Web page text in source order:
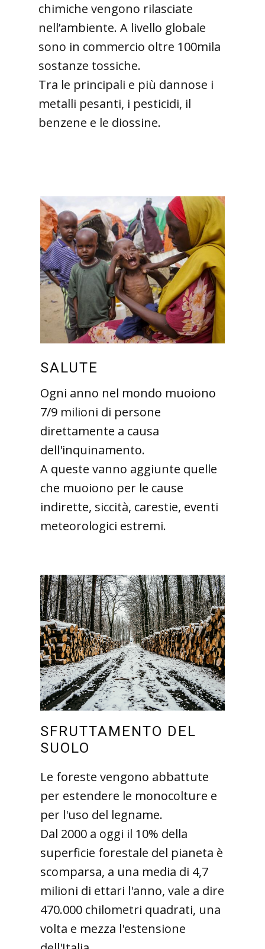
chimiche vengono rilasciate
nell’ambiente. A livello globale
sono in commercio oltre 100mila
sostanze tossiche.
Tra le principali e più dannose i
metalli pesanti, i pesticidi, il
benzene e le diossine.
SALUTE
Ogni anno nel mondo muoiono
7/9 milioni di persone
direttamente a causa
dell'inquinamento.
A queste vanno aggiunte quelle
che muoiono per le cause
indirette, siccità, carestie, eventi
meteorologici estremi.
SFRUTTAMENTO DEL
SUOLO
Le foreste vengono abbattute
per estendere le monocolture e
per l'uso del legname.
Dal 2000 a oggi il 10% della
superficie forestale del pianeta è
scomparsa, a una media di 4,7
milioni di ettari l'anno, vale a dire
470.000 chilometri quadrati, una
volta e mezza l'estensione